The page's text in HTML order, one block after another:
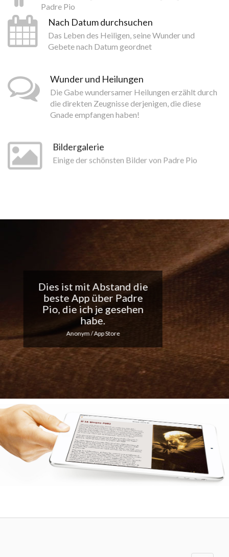
Padre Pio
Nach Datum durchsuchen
Das Leben des Heiligen, seine Wunder und
Gebete nach Datum geordnet
Wunder und Heilungen
Die Gabe wundersamer Heilungen erzählt durch
die direkten Zeugnisse derjenigen, die diese
Gnade empfangen haben!
Bildergalerie
Einige der schönsten Bilder von Padre Pio
Tolle App, ich liebe die
täglichen
Benachrichtigungen...
Macht weiter so!